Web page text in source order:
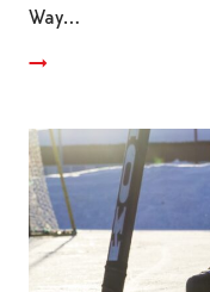
Way…